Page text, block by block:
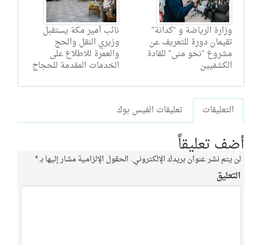
نائب أمير مكة يستقبل
وزيري النقل والحج
والعمرة للاطلاع على
الخدمات المقدمة للحجاج
وزارة الرياضة و “كدانة”
تقيمان دورة للتعريف عن
مشروع “نحو منى” للقادة
الكشفيين
التعليقات تعليقات الفيس بوك
أضف تعليقاً
لن يتم نشر عنوان بريدك الإلكتروني. الحقول الإلزامية مشار إليها بـ*
التعليق